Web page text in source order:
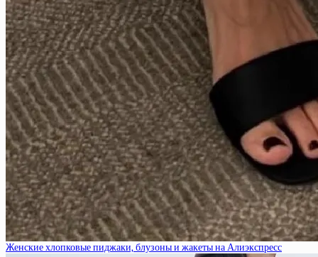
Женские хлопковые пиджаки, блузоны и жакеты на Алиэкспресс